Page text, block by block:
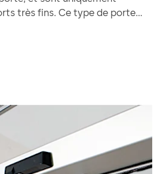
très fins. Ce type de porte